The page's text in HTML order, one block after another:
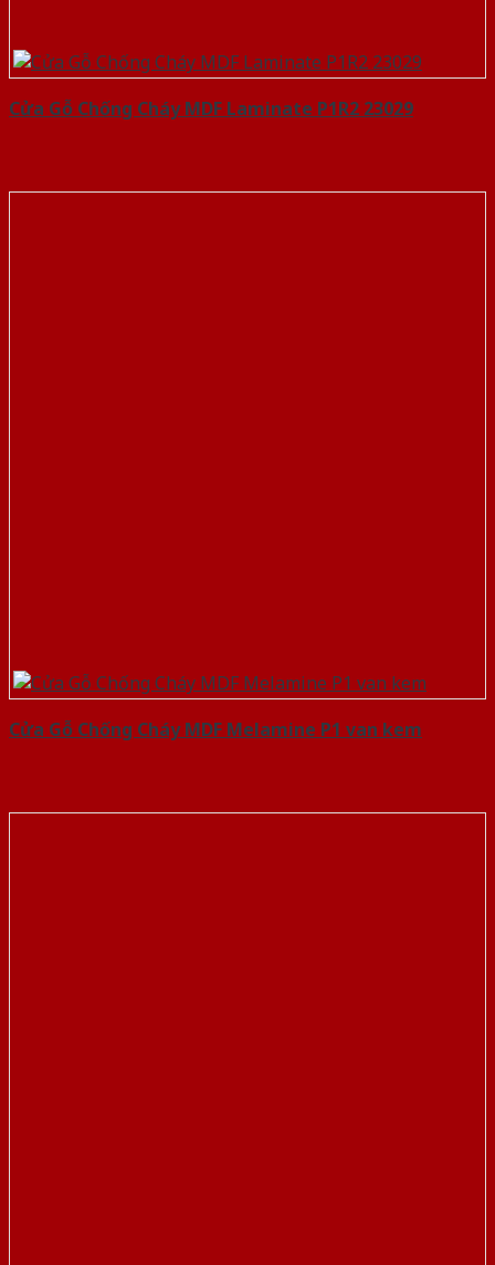
Cửa Gỗ Chống Cháy MDF Laminate P1R2 23029
Cửa Gỗ Chống Cháy MDF Melamine P1 van kem